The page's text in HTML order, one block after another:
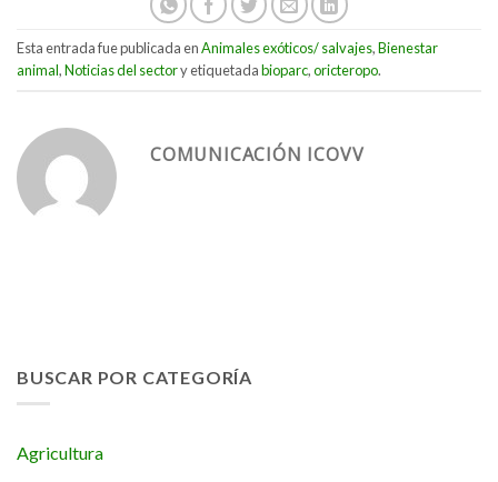
Esta entrada fue publicada enAnimales exóticos/ salvajes,Bienestar
animal,Noticias del sectory etiquetadabioparc,oricteropo.
COMUNICACIÓN ICOVV
BUSCAR POR CATEGORÍA
Agricultura